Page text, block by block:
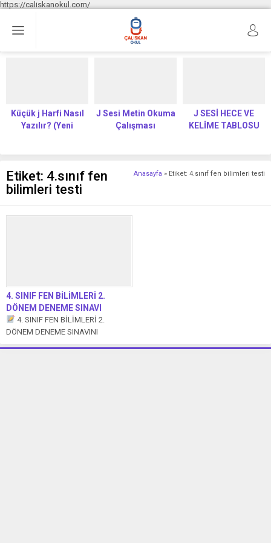
https://caliskanokul.com/
Küçük j Harfi Nasıl
Yazılır? (Yeni
J Sesi Metin Okuma
Çalışması
J SESİ HECE VE
KELİME TABLOSU
Anasayfa » Etiket: 4.sınıf fen bilimleri testi
Etiket: 4.sınıf fen
bilimleri testi
4. SINIF FEN BİLİMLERİ 2.
DÖNEM DENEME SINAVI
4. SINIF FEN BİLİMLERİ 2.
DÖNEM DENEME SINAVINI
İNDİRMEK İÇİN TIKLAYIN. ...